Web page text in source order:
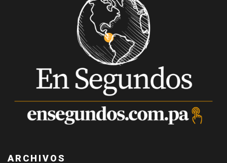
ARCHIVOS